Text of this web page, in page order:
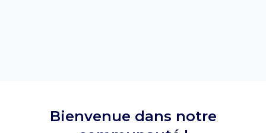
Bienvenue dans notre